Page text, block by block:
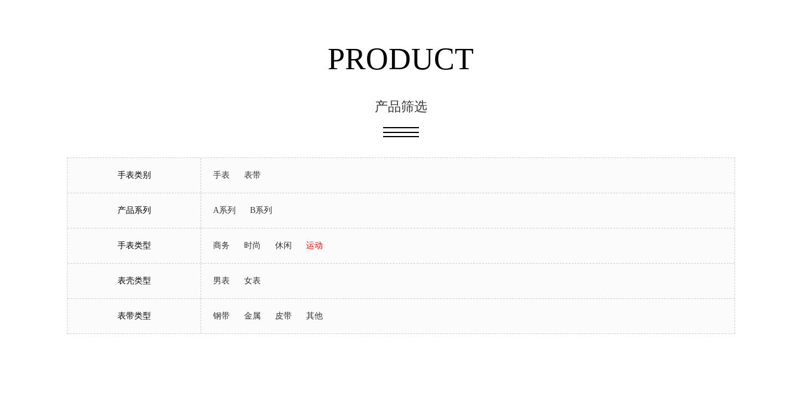
PRODUCT
产品筛选
手表类别 手表 表带
产品系列 A系列 B系列
手表类型 商务 时尚 休闲 运动
表壳类型 男表 女表
表带类型 钢带 金属 皮带 其他